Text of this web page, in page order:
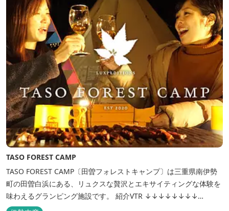
TASO FOREST CAMP
TASO FOREST CAMP〔田曽フォレストキャンプ〕は三重県南伊勢
町の田曽白浜にある、リュクスな贅沢とエキサイティングな体験を
味わえるグランピング施設です。 紹介VTR ↓↓↓↓↓↓↓↓
https://www.youtube.com/watch?v=jpF0wPRjqSw